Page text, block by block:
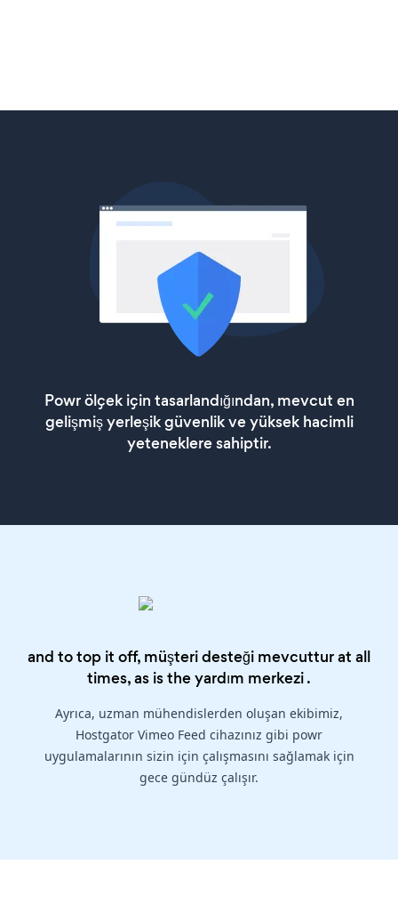
Powr ölçek için tasarlandığından, mevcut en
gelişmiş yerleşik güvenlik ve yüksek hacimli
yeteneklere sahiptir.
and to top it off, müşteri desteği mevcuttur at all
times, as is theyardım merkezi.
Ayrıca, uzman mühendislerden oluşan ekibimiz,
Hostgator Vimeo Feed cihazınız gibi powr
uygulamalarının sizin için çalışmasını sağlamak için
gece gündüz çalışır.